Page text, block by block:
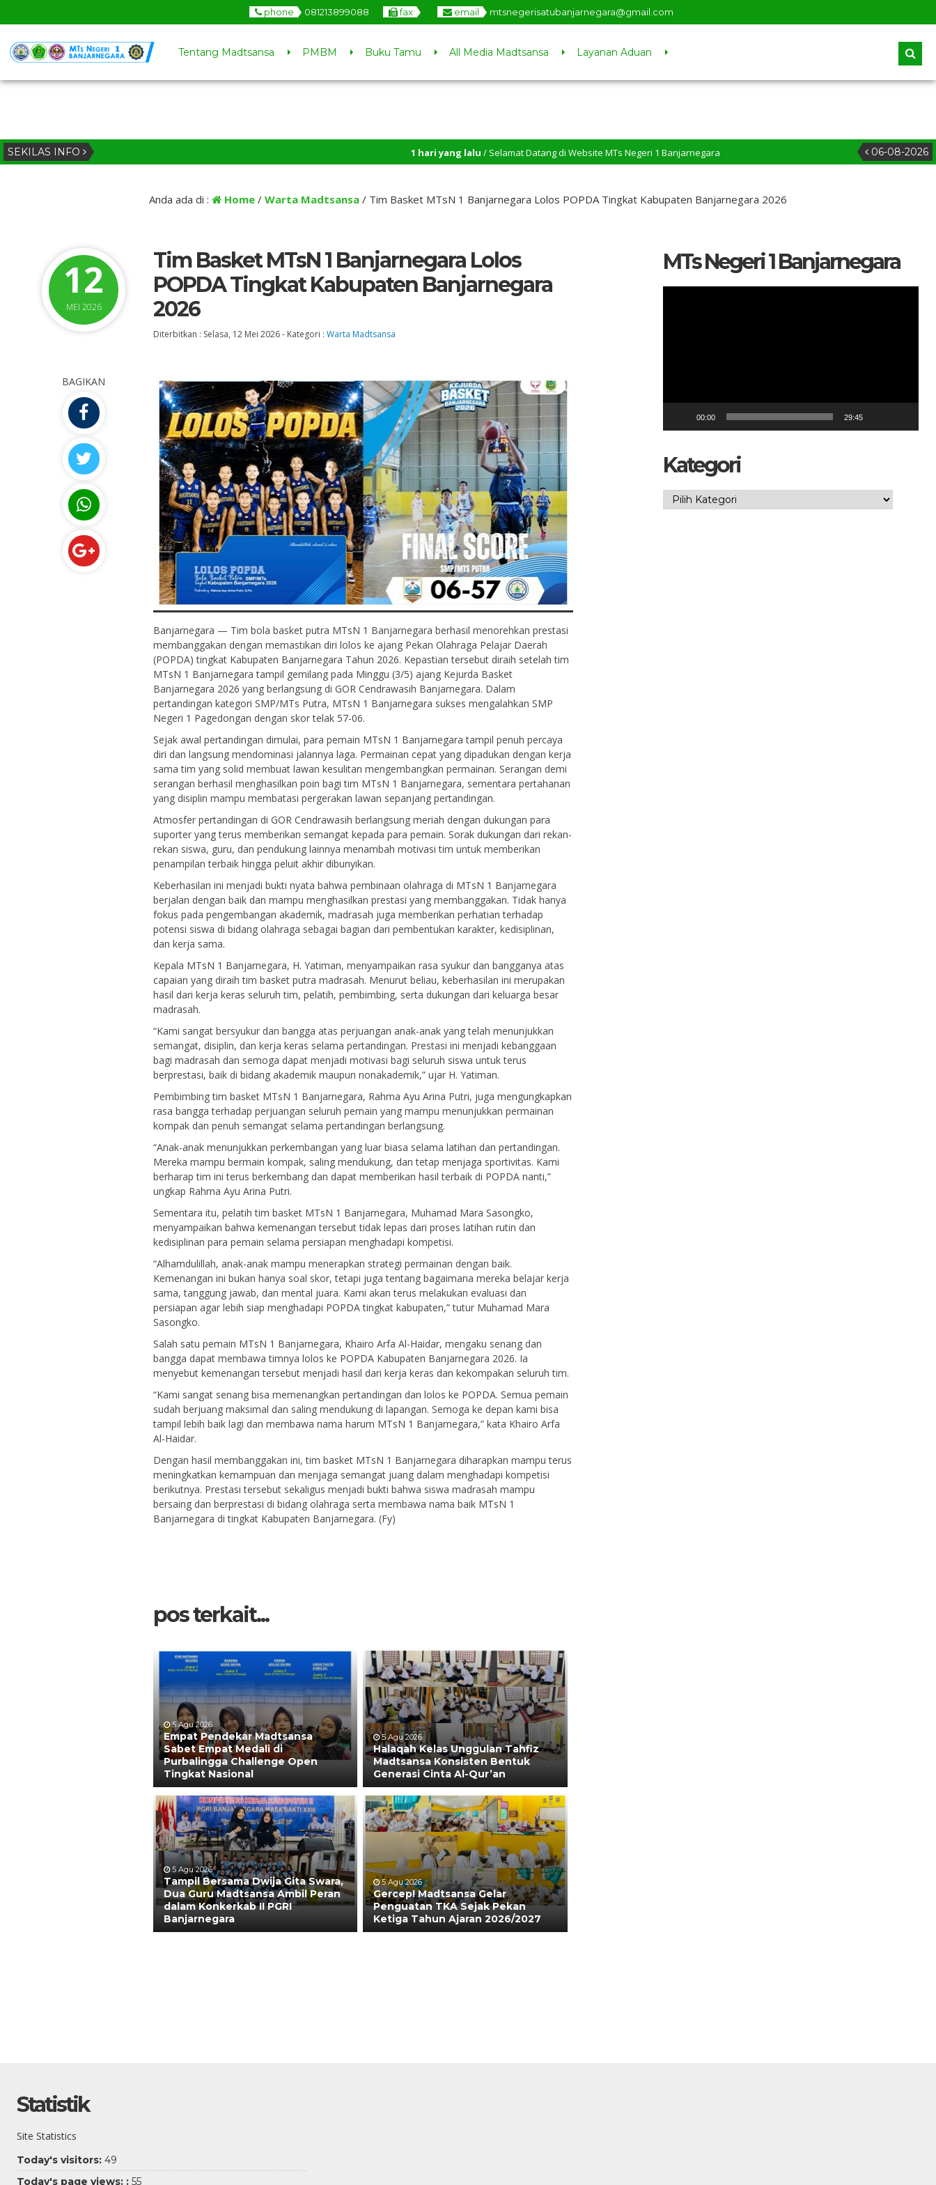
phone 081213899088 fax email mtsnegerisatubanjarnegara@gmail.com
Tentang Madtsansa PMBM Buku Tamu All Media Madtsansa Layanan Aduan
SEKILAS INFO 06-08-2026
1 hari yang lalu/ Selamat Datang di Website MTs Negeri 1 Banjarnegara
Anda ada di : Home / Warta Madtsansa / Tim Basket MTsN 1 Banjarnegara Lolos POPDA Tingkat Kabupaten Banjarnegara 2026
12
MEI 2026
Tim Basket MTsN 1 Banjarnegara Lolos
POPDA Tingkat Kabupaten Banjarnegara
2026
Diterbitkan : Selasa, 12 Mei 2026- Kategori : Warta Madtsansa
BAGIKAN
Banjarnegara — Tim bola basket putra MTsN 1 Banjarnegara berhasil menorehkan prestasi
membanggakan dengan memastikan diri lolos ke ajang Pekan Olahraga Pelajar Daerah
(POPDA) tingkat Kabupaten Banjarnegara Tahun 2026. Kepastian tersebut diraih setelah tim
MTsN 1 Banjarnegara tampil gemilang pada Minggu (3/5) ajang Kejurda Basket
Banjarnegara 2026 yang berlangsung di GOR Cendrawasih Banjarnegara. Dalam
pertandingan kategori SMP/MTs Putra, MTsN 1 Banjarnegara sukses mengalahkan SMP
Negeri 1 Pagedongan dengan skor telak 57-06.
Sejak awal pertandingan dimulai, para pemain MTsN 1 Banjarnegara tampil penuh percaya
diri dan langsung mendominasi jalannya laga. Permainan cepat yang dipadukan dengan kerja
sama tim yang solid membuat lawan kesulitan mengembangkan permainan. Serangan demi
serangan berhasil menghasilkan poin bagi tim MTsN 1 Banjarnegara, sementara pertahanan
yang disiplin mampu membatasi pergerakan lawan sepanjang pertandingan.
Atmosfer pertandingan di GOR Cendrawasih berlangsung meriah dengan dukungan para
suporter yang terus memberikan semangat kepada para pemain. Sorak dukungan dari rekan-
rekan siswa, guru, dan pendukung lainnya menambah motivasi tim untuk memberikan
penampilan terbaik hingga peluit akhir dibunyikan.
Keberhasilan ini menjadi bukti nyata bahwa pembinaan olahraga di MTsN 1 Banjarnegara
berjalan dengan baik dan mampu menghasilkan prestasi yang membanggakan. Tidak hanya
fokus pada pengembangan akademik, madrasah juga memberikan perhatian terhadap
potensi siswa di bidang olahraga sebagai bagian dari pembentukan karakter, kedisiplinan,
dan kerja sama.
Kepala MTsN 1 Banjarnegara, H. Yatiman, menyampaikan rasa syukur dan bangganya atas
capaian yang diraih tim basket putra madrasah. Menurut beliau, keberhasilan ini merupakan
hasil dari kerja keras seluruh tim, pelatih, pembimbing, serta dukungan dari keluarga besar
madrasah.
“Kami sangat bersyukur dan bangga atas perjuangan anak-anak yang telah menunjukkan
semangat, disiplin, dan kerja keras selama pertandingan. Prestasi ini menjadi kebanggaan
bagi madrasah dan semoga dapat menjadi motivasi bagi seluruh siswa untuk terus
berprestasi, baik di bidang akademik maupun nonakademik,” ujar H. Yatiman.
Pembimbing tim basket MTsN 1 Banjarnegara, Rahma Ayu Arina Putri, juga mengungkapkan
rasa bangga terhadap perjuangan seluruh pemain yang mampu menunjukkan permainan
kompak dan penuh semangat selama pertandingan berlangsung.
“Anak-anak menunjukkan perkembangan yang luar biasa selama latihan dan pertandingan.
Mereka mampu bermain kompak, saling mendukung, dan tetap menjaga sportivitas. Kami
berharap tim ini terus berkembang dan dapat memberikan hasil terbaik di POPDA nanti,”
ungkap Rahma Ayu Arina Putri.
Sementara itu, pelatih tim basket MTsN 1 Banjarnegara, Muhamad Mara Sasongko,
menyampaikan bahwa kemenangan tersebut tidak lepas dari proses latihan rutin dan
kedisiplinan para pemain selama persiapan menghadapi kompetisi.
“Alhamdulillah, anak-anak mampu menerapkan strategi permainan dengan baik.
Kemenangan ini bukan hanya soal skor, tetapi juga tentang bagaimana mereka belajar kerja
sama, tanggung jawab, dan mental juara. Kami akan terus melakukan evaluasi dan
persiapan agar lebih siap menghadapi POPDA tingkat kabupaten,” tutur Muhamad Mara
Sasongko.
Salah satu pemain MTsN 1 Banjarnegara, Khairo Arfa Al-Haidar, mengaku senang dan
bangga dapat membawa timnya lolos ke POPDA Kabupaten Banjarnegara 2026. Ia
menyebut kemenangan tersebut menjadi hasil dari kerja keras dan kekompakan seluruh tim.
“Kami sangat senang bisa memenangkan pertandingan dan lolos ke POPDA. Semua pemain
sudah berjuang maksimal dan saling mendukung di lapangan. Semoga ke depan kami bisa
tampil lebih baik lagi dan membawa nama harum MTsN 1 Banjarnegara,” kata Khairo Arfa
Al-Haidar.
Dengan hasil membanggakan ini, tim basket MTsN 1 Banjarnegara diharapkan mampu terus
meningkatkan kemampuan dan menjaga semangat juang dalam menghadapi kompetisi
berikutnya. Prestasi tersebut sekaligus menjadi bukti bahwa siswa madrasah mampu
bersaing dan berprestasi di bidang olahraga serta membawa nama baik MTsN 1
Banjarnegara di tingkat Kabupaten Banjarnegara. (Fy)
pos terkait...
5 Agu 2026
Empat Pendekar Madtsansa
Sabet Empat Medali di
Purbalingga Challenge Open
Tingkat Nasional
5 Agu 2026
Halaqah Kelas Unggulan Tahfiz
Madtsansa Konsisten Bentuk
Generasi Cinta Al-Qur’an
5 Agu 2026
Tampil Bersama Dwija Gita Swara,
Dua Guru Madtsansa Ambil Peran
dalam Konkerkab II PGRI
Banjarnegara
5 Agu 2026
Gercep! Madtsansa Gelar
Penguatan TKA Sejak Pekan
Ketiga Tahun Ajaran 2026/2027
MTs Negeri 1 Banjarnegara
00:00 29:45
Kategori
Kategori
Statistik
Site Statistics
Today's visitors: 49
Today's page views: : 55